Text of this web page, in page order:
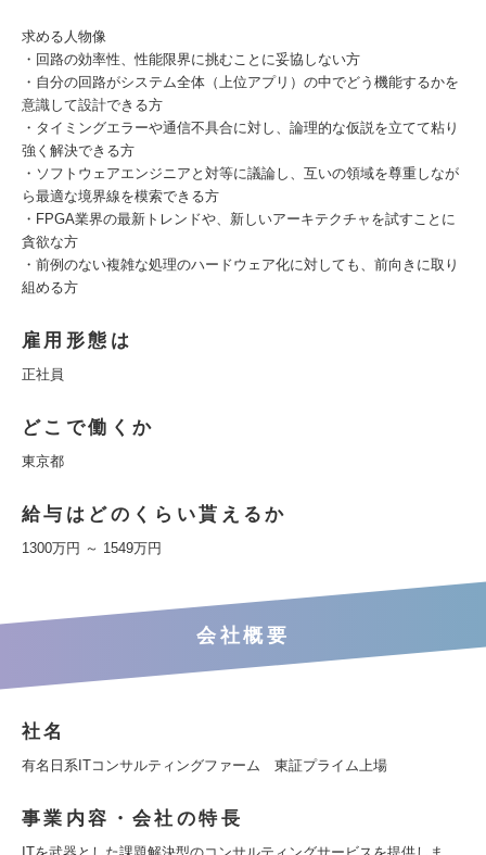
求める人物像
・回路の効率性、性能限界に挑むことに妥協しない方
・自分の回路がシステム全体（上位アプリ）の中でどう機能するかを
意識して設計できる方
・タイミングエラーや通信不具合に対し、論理的な仮説を立てて粘り
強く解決できる方
・ソフトウェアエンジニアと対等に議論し、互いの領域を尊重しなが
ら最適な境界線を模索できる方
・FPGA業界の最新トレンドや、新しいアーキテクチャを試すことに
貪欲な方
・前例のない複雑な処理のハードウェア化に対しても、前向きに取り
組める方
雇用形態は
正社員
どこで働くか
東京都
給与はどのくらい貰えるか
1300万円 ～ 1549万円
会社概要
社名
有名日系ITコンサルティングファーム 東証プライム上場
事業内容・会社の特長